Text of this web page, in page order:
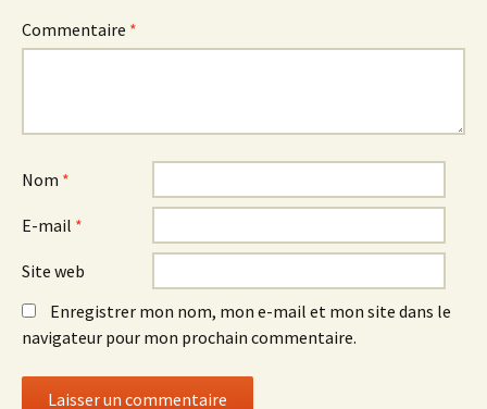
Commentaire *
Nom *
E-mail *
Site web
Enregistrer mon nom, mon e-mail et mon site dans le
navigateur pour mon prochain commentaire.